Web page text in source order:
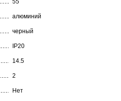
алюминий
черный
IP20
14.5
2
Нет